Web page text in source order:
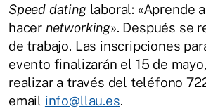
Speed datinglaboral: «Aprende
hacer networking». Después se
de trabajo. Las inscripciones
evento finalizarán el 15 de
realizar a través del teléfono
email info@llau.es.